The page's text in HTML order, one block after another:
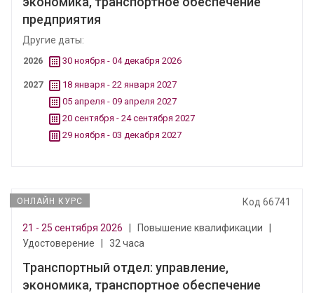
предприятия
Другие даты:
2026 30 ноября - 04 декабря 2026
2027
18 января - 22 января 2027
05 апреля - 09 апреля 2027
20 сентября - 24 сентября 2027
29 ноября - 03 декабря 2027
ОНЛАЙН КУРС Код 66741
21 - 25 сентября 2026 Повышение квалификации
Удостоверение
32 часа
Транспортный отдел: управление,
экономика, транспортное обеспечение